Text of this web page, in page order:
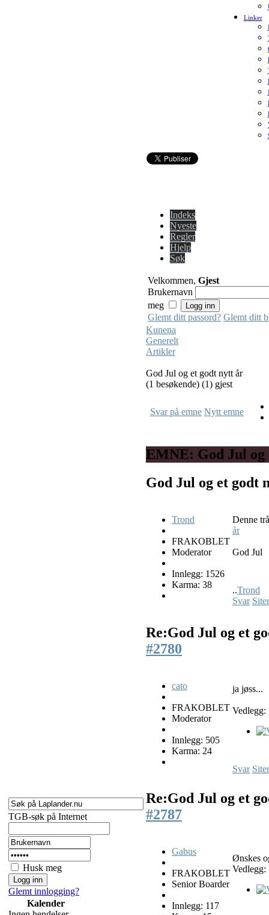
Linker
TGB-søk på Internet
Husk meg
Glemt innlogging?
Kalender
Indeks
Nyeste
Regler
Hjelp
Søk
Velkommen, Gjest
Brukernavn
meg
Glemt ditt passord? Glemt ditt
Kunena
Generelt
Artikler
God Jul og et godt nytt år
(1 besøkende) (1) gjest
Svar på emne Nytt emne
EMNE: God Jul
God Jul og et godt
Trond
FRAKOBLET
Moderator
Innlegg: 1526
Karma: 38
Denne
år
God Jul
..Trond
Svar Siter
Re:God Jul og et
#2780
cato
FRAKOBLET
Moderator
Innlegg: 505
Karma: 24
ja jøss...
Vedlegg:
Svar Siter
Re:God Jul og et
#2787
Gabus
FRAKOBLET
Senior Boarder
Innlegg: 117
Ønskes
Vedlegg: